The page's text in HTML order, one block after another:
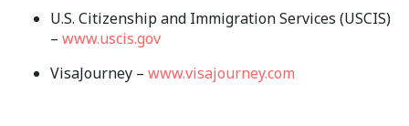
U.S. Citizenship and Immigration Services (USCIS)
– www.uscis.gov
VisaJourney – www.visajourney.com